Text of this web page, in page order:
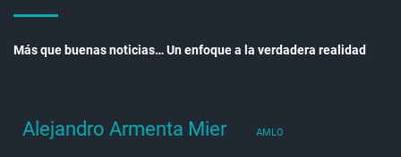
Más que buenas noticias… Un enfoque a la verdadera realidad
Alejandro Armenta Mier AMLO